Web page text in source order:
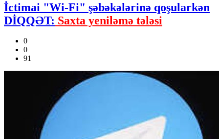
İctimai "Wi-Fi" şəbəkələrinə qoşularkən
DİQQƏT: Saxta yeniləmə tələsi
0
0
91